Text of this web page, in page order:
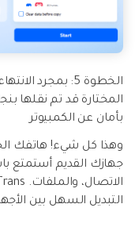
الخطوة 5: بمجرد
المختارة قد تم نقلها
بأمان عن الكمبيوتر
وهذا كل شيء! هاتفك
جهازك القديم أستمتع
التبديل السهل بين